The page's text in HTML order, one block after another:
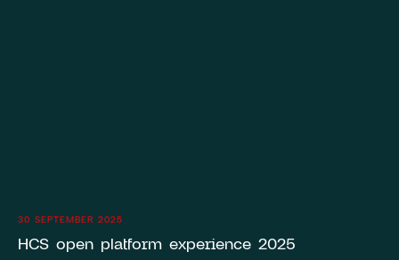
30 SEPTEMBER 2025
HCS open platform experience 2025